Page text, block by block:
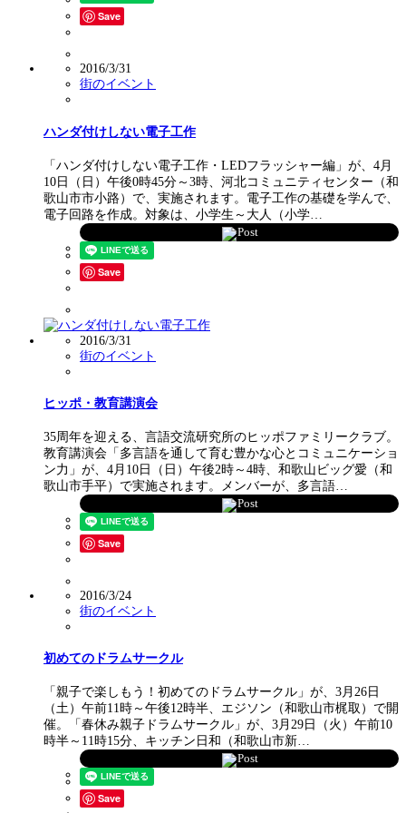
Save
2016/3/31
街のイベント
ハンダ付けしない電子工作
「ハンダ付けしない電子工作・LEDフラッシャー編」が、4月
10日（日）午後0時45分～3時、河北コミュニティセンター（和
歌山市市小路）で、実施されます。電子工作の基礎を学んで、
電子回路を作成。対象は、小学生～大人（小学…
Post
Save
2016/3/31
街のイベント
ヒッポ・教育講演会
35周年を迎える、言語交流研究所のヒッポファミリークラブ。
教育講演会「多言語を通して育む豊かな心とコミュニケーショ
ン力」が、4月10日（日）午後2時～4時、和歌山ビッグ愛（和
歌山市手平）で実施されます。メンバーが、多言語…
Post
Save
2016/3/24
街のイベント
初めてのドラムサークル
「親子で楽しもう！初めてのドラムサークル」が、3月26日
（土）午前11時～午後12時半、エジソン（和歌山市梶取）で開
催。「春休み親子ドラムサークル」が、3月29日（火）午前10
時半～11時15分、キッチン日和（和歌山市新…
Post
Save